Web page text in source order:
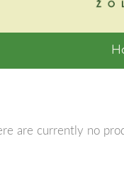
are currently no